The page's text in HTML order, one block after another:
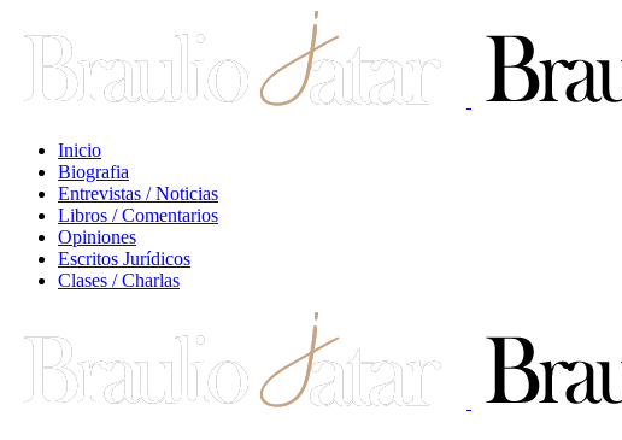
Inicio
Biografia
Entrevistas / Noticias
Libros / Comentarios
Opiniones
Escritos Jurídicos
Clases / Charlas